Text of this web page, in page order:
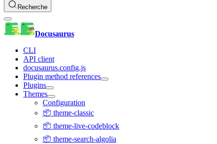
Recherche
Docusaurus
CLI
API client
docusaurus.config.js
Plugin method references
Plugins
Themes
Configuration
📦 theme-classic
📦 theme-live-codeblock
📦 theme-search-algolia